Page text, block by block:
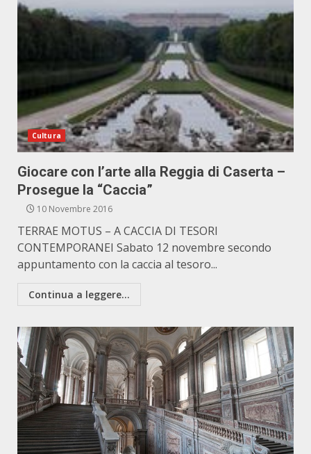
Cultura
Giocare con l’arte alla Reggia di Caserta –
Prosegue la “Caccia”
10 Novembre 2016
TERRAE MOTUS – A CACCIA DI TESORI
CONTEMPORANEI Sabato 12 novembre secondo
appuntamento con la caccia al tesoro...
Continua a leggere...